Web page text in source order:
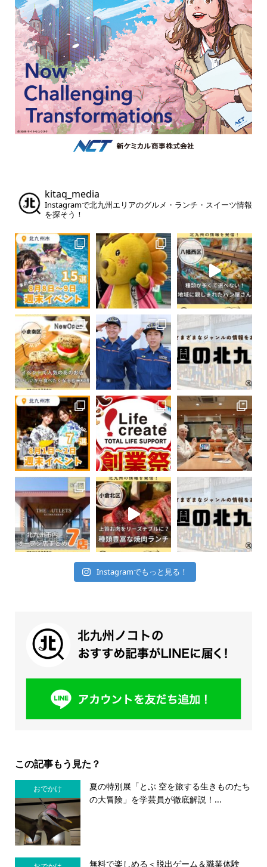
kitaq_media
Instagramで北九州エリアのグルメ・ランチ・スイーツ情報
を探そう！
Instagramでもっと見る！
この記事もう見た？
おでかけ
夏の特別展「とぶ 空を旅する生きものたち
の大冒険」を学芸員が徹底解説！...
無料で楽しめる＜脱出ゲーム＆職業体験